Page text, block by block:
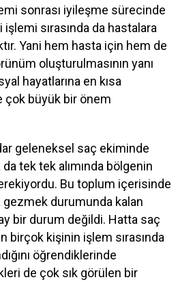
sonrası iyileşme sürecinde
sırasında da hastalara
Yani hem hasta için hem de
oluşturulmasının yanı
hayatlarına en kısa
çok büyük bir önem
geleneksel saç ekiminde
tek tek alımında bölgenin
Bu toplum içerisinde
gezmek durumunda kalan
bir durum değildi. Hatta saç
birçok kişinin işlem sırasında
öğrendiklerinde
de çok sık görülen bir